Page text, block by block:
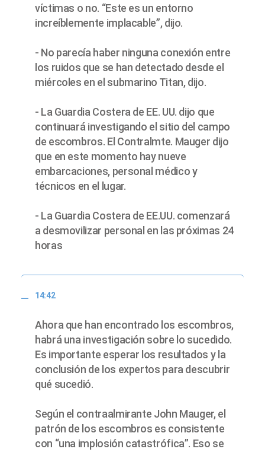
víctimas o no. “Este es un entorno
increíblemente implacable”, dijo.
- No parecía haber ninguna conexión entre
los ruidos que se han detectado desde el
miércoles en el submarino Titan, dijo.
- La Guardia Costera de EE. UU. dijo que
continuará investigando el sitio del campo
de escombros. El Contralmte. Mauger dijo
que en este momento hay nueve
embarcaciones, personal médico y
técnicos en el lugar.
- La Guardia Costera de EE.UU. comenzará
a desmovilizar personal en las próximas 24
horas
14:42
Ahora que han encontrado los escombros,
habrá una investigación sobre lo sucedido.
Es importante esperar los resultados y la
conclusión de los expertos para descubrir
qué sucedió.
Según el contraalmirante John Mauger, el
patrón de los escombros es consistente
con “una implosión catastrófica”. Eso se